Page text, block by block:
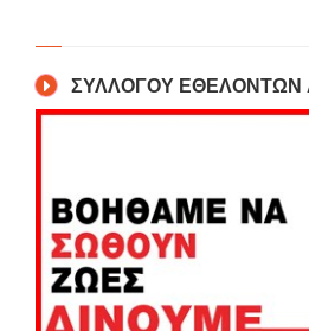
ΣΥΛΛΟΓΟΥ ΕΘΕΛΟΝΤΩΝ